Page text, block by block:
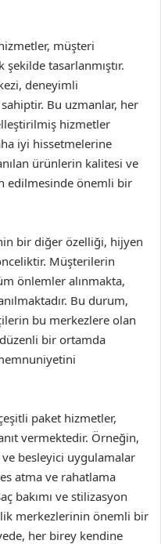
müşteri
tasarlanmıştır.
deneyimli
Bu uzmanlar, her
hizmetler
iyi hissetmelerine
ürünlerin kalitesi ve
edilmesinde önemli bir
bir diğer özelliği, hijyen
Müşterilerin
önlemler alınmakta,
Bu durum,
bu merkezlere olan
bir ortamda
paket hizmetler,
vermektedir. Örneğin,
besleyici uygulamalar
atma ve rahatlama
bakımı ve stilizasyon
merkezlerinin önemli bir
her birey kendine